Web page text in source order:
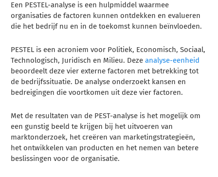
Een PESTEL-analyse is een hulpmiddel waarmee
organisaties de factoren kunnen ontdekken en evalueren
die het bedrijf nu en in de toekomst kunnen beïnvloeden.
PESTEL is een acroniem voor Politiek, Economisch, Sociaal,
Technologisch, Juridisch en Milieu. Dezeanalyse-eenheid
beoordeelt deze vier externe factoren met betrekking tot
de bedrijfssituatie. De analyse onderzoekt kansen en
bedreigingen die voortkomen uit deze vier factoren.
Met de resultaten van de PEST-analyse is het mogelijk om
een gunstig beeld te krijgen bij het uitvoeren van
marktonderzoek, het creëren van marketingstrategieën,
het ontwikkelen van producten en het nemen van betere
beslissingen voor de organisatie.